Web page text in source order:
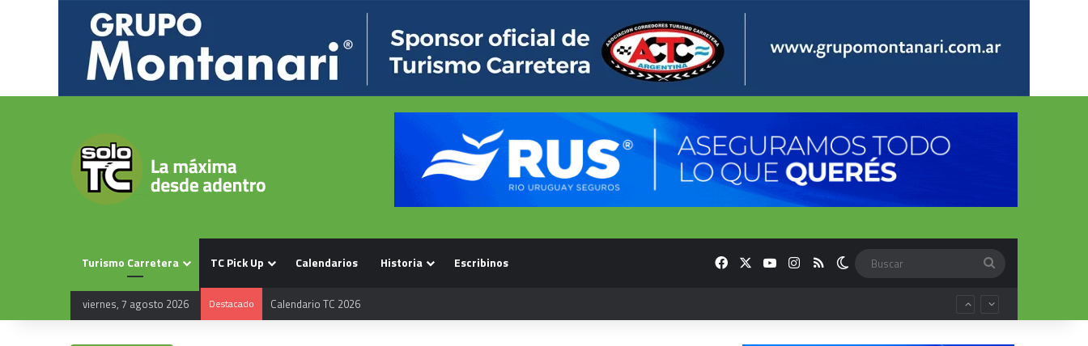
Turismo Carretera TC Pick Up Calendarios Historia Escribinos FacebookYouTubeInstagram
RSS Switch skin
viernes, 7 agosto 2026 Destacado Calendario TC 2026